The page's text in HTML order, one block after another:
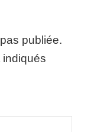
publiée.